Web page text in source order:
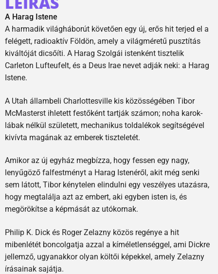
A Harag Istene
A harmadik világháborút követően egy új, erős hit terjed el a
felégett, radioaktív Földön, amely a világméretű pusztítás
kiváltóját dicsőíti. A Harag Szolgái istenként tisztelik
Carleton Lufteufelt, és a Deus Irae nevet adják neki: a Harag
Istene.
A Utah állambeli Charlottesville kis közösségében Tibor
McMasterst ihletett festőként tartják számon; noha karok-
lábak nélkül született, mechanikus toldalékok segítségével
kivívta magának az emberek tiszteletét.
Amikor az új egyház megbízza, hogy fessen egy nagy,
lenyűgöző falfestményt a Harag Istenéről, akit még senki
sem látott, Tibor kénytelen elindulni egy veszélyes utazásra,
hogy megtalálja azt az embert, aki egyben isten is, és
megörökítse a képmását az utókornak.
Philip K. Dick és Roger Zelazny közös regénye a hit
mibenlétét boncolgatja azzal a kíméletlenséggel, ami Dickre
jellemző, ugyanakkor olyan költői képekkel, amely Zelazny
írásainak sajátja.